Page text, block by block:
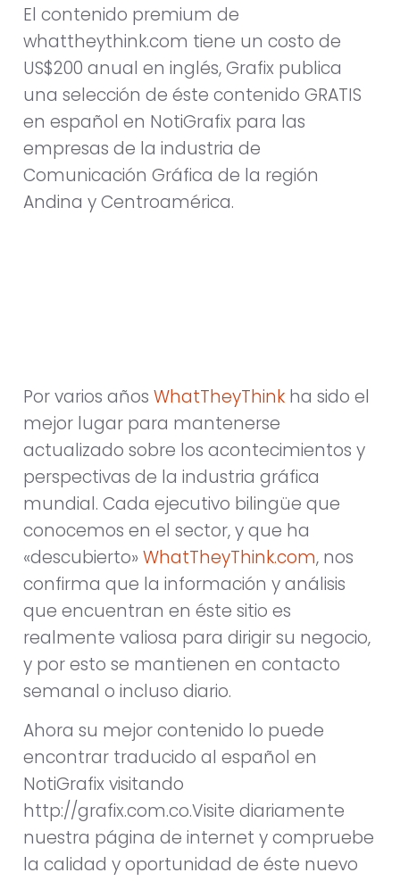
El contenido premium de
whattheythink.com tiene un costo de
US$200 anual en inglés, Grafix publica
una selección de éste contenido GRATIS
en español en NotiGrafix para las
empresas de la industria de
Comunicación Gráfica de la región
Andina y Centroamérica.
Por varios años WhatTheyThink ha sido el
mejor lugar para mantenerse
actualizado sobre los acontecimientos y
perspectivas de la industria gráfica
mundial. Cada ejecutivo bilingüe que
conocemos en el sector, y que ha
«descubierto»WhatTheyThink.com, nos
confirma que la información y análisis
que encuentran en éste sitio es
realmente valiosa para dirigir su negocio,
y por esto se mantienen en contacto
semanal o incluso diario.
Ahora su mejor contenido lo puede
encontrar traducido al español en
NotiGrafix visitando
http://grafix.com.co.Visite diariamente
nuestra página de internet y compruebe
la calidad y oportunidad de éste nuevo